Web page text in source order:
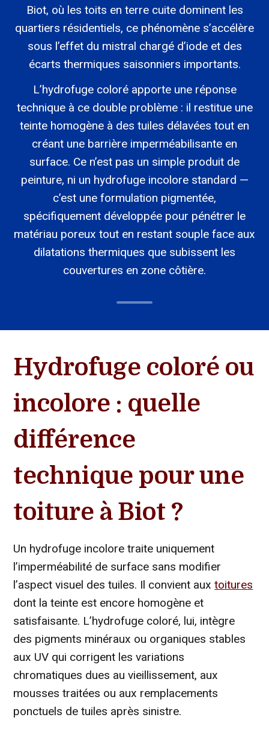
Biot, où les toits en terre cuite dominent les
quartiers résidentiels, ce phénomène s’accélère
sous l’effet du mistral chargé d’iode et des
écarts thermiques saisonniers importants.
L’hydrofuge coloré apporte une réponse
technique à ce double problème : il restitue une
teinte homogène à des tuiles délavées tout en
créant une barrière imperméabilisante en
surface. Ce n’est pas un simple produit de
peinture, ni un hydrofuge incolore standard —
c’est une formulation pigmentée,
spécifiquement développée pour pénétrer le
matériau poreux tout en restant souple face aux
dilatations thermiques que subissent les
couvertures en zone côtière.
Hydrofuge coloré ou
incolore : quelle
différence
technique pour une
toiture à Biot ?
Un hydrofuge incolore traite uniquement
l’imperméabilité de surface sans modifier
l’aspect visuel des tuiles. Il convient auxtoitures
dont la teinte est encore homogène et
satisfaisante. L’hydrofuge coloré, lui, intègre
des pigments minéraux ou organiques stables
aux UV qui corrigent les variations
chromatiques dues au vieillissement, aux
mousses traitées ou aux remplacements
ponctuels de tuiles après sinistre.